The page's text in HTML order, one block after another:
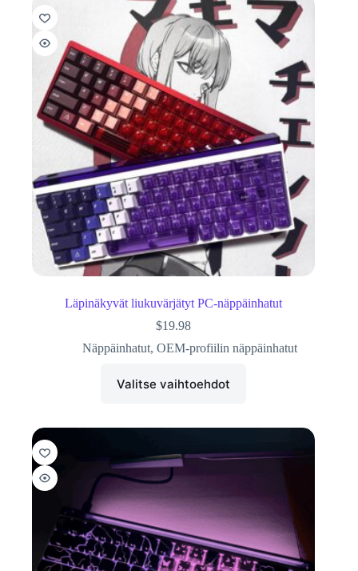
Läpinäkyvät liukuvärjätyt PC-näppäinhatut
$19.98
Näppäinhatut, OEM-profiilin näppäinhatut
Valitse vaihtoehdot